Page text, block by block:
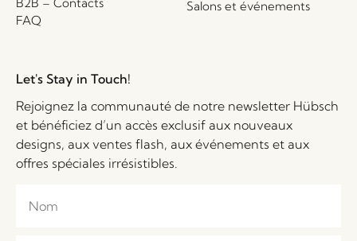
FAQ
Salons et événements
Let's Stay in Touch!
Rejoignez la communauté de notre newsletter Hübsch
et bénéficiez d’un accès exclusif aux nouveaux
designs, aux ventes flash, aux événements et aux
offres spéciales irrésistibles.